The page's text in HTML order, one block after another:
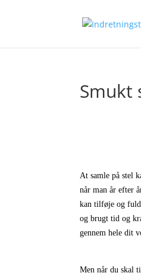
Smukt
At samle på stel
når man år efter
kan tilføje og
og brugt tid og
gennem hele dit
Men når du skal